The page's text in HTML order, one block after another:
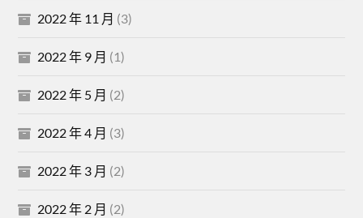
2022 年 11 月 (3)
2022 年 9 月 (1)
2022 年 5 月 (2)
2022 年 4 月 (3)
2022 年 3 月 (2)
2022 年 2 月 (2)